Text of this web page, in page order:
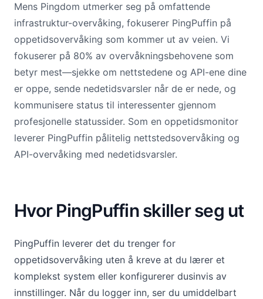
Mens Pingdom utmerker seg på omfattende
infrastruktur-overvåking, fokuserer PingPuffin på
oppetidsovervåking som kommer ut av veien. Vi
fokuserer på 80% av overvåkningsbehovene som
betyr mest—sjekke om nettstedene og API-ene dine
er oppe, sende nedetidsvarsler når de er nede, og
kommunisere status til interessenter gjennom
profesjonelle statussider. Som en oppetidsmonitor
leverer PingPuffin pålitelig nettstedsovervåking og
API-overvåking med nedetidsvarsler.
Hvor PingPuffin skiller seg ut
PingPuffin leverer det du trenger for
oppetidsovervåking uten å kreve at du lærer et
komplekst system eller konfigurerer dusinvis av
innstillinger. Når du logger inn, ser du umiddelbart